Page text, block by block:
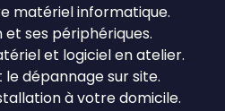
matériel informatique.
et ses périphériques.
et logiciel en atelier.
dépannage sur site.
à votre domicile.